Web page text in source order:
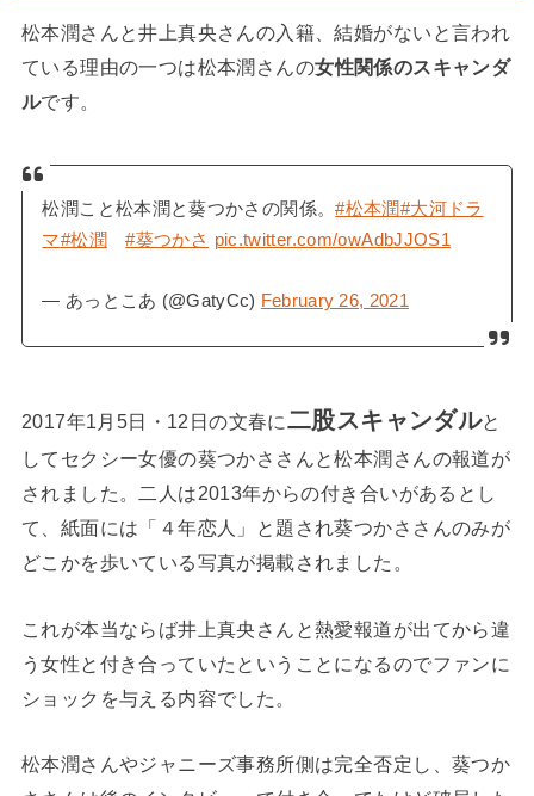
松本潤さんと井上真央さんの入籍、結婚がないと言われ
ている理由の一つは松本潤さんの女性関係のスキャンダ
ルです。
松潤こと松本潤と葵つかさの関係。#松本潤#大河ドラ
マ#松潤 #葵つかさ pic.twitter.com/owAdbJJOS1
— あっとこあ (@GatyCc) February 26, 2021
2017年1月5日・12日の文春に二股スキャンダルと
してセクシー女優の葵つかささんと松本潤さんの報道が
されました。二人は2013年からの付き合いがあるとし
て、紙面には「４年恋人」と題され葵つかささんのみが
どこかを歩いている写真が掲載されました。
これが本当ならば井上真央さんと熱愛報道が出てから違
う女性と付き合っていたということになるのでファンに
ショックを与える内容でした。
松本潤さんやジャニーズ事務所側は完全否定し、葵つか